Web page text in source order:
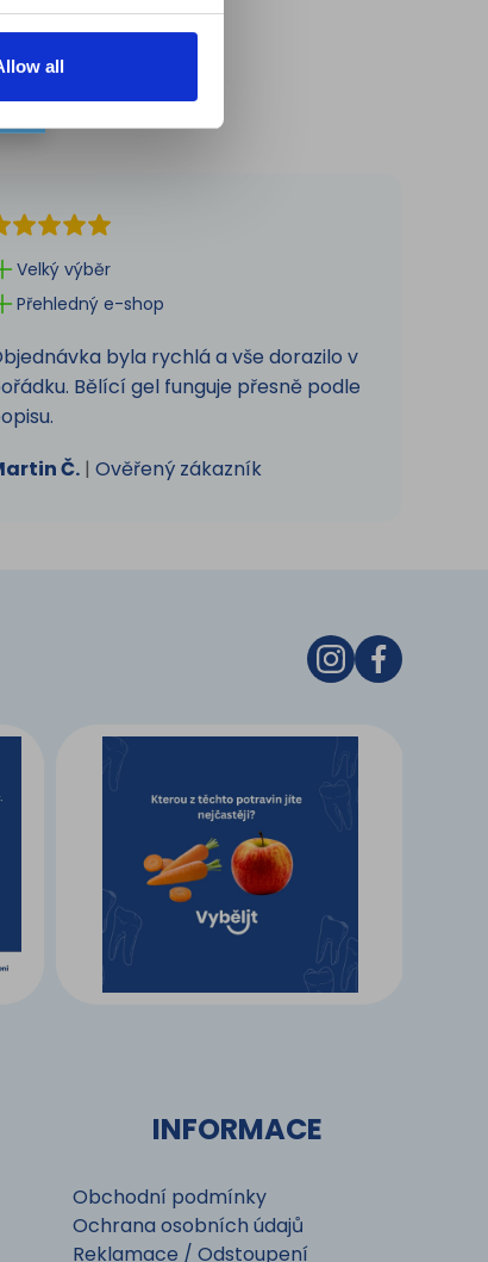
all
Velký výběr
Přehledný e-shop
byla rychlá a vše dorazilo v
Bělící gel funguje přesně podle
Č. | Ověřený zákazník
INFORMACE
Obchodní podmínky
Ochrana osobních údajů
Reklamace / Odstoupení